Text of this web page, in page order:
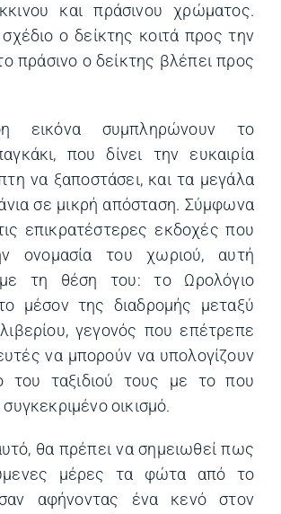
και πράσινου χρώματος.
ο δείκτης κοιτά προς την
πράσινο ο δείκτης βλέπει προς
εικόνα συμπληρώνουν το
που δίνει την ευκαιρία
να ξαποστάσει, και τα μεγάλα
σε μικρή απόσταση. Σύμφωνα
επικρατέστερες εκδοχές που
ονομασία του χωριού, αυτή
με τη θέση του: το Ωρολόγιο
μέσον της διαδρομής μεταξύ
γεγονός που επέτρεπε
να μπορούν να υπολογίζουν
του ταξιδιού τους με το που
οικισμό.
θα πρέπει να σημειωθεί πως
μέρες τα φώτα από το
αφήνοντας ένα κενό στον